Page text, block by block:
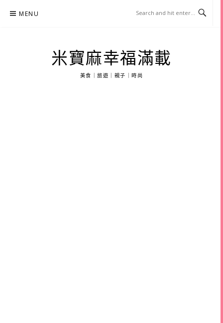
MENU
米寶麻幸福滿載
美食｜旅遊｜親子｜時尚